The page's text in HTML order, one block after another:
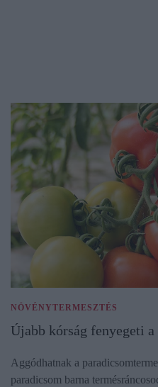
NÖVÉNYTERMESZTÉS
Újabb kórság fenyegeti
Aggódhatnak a
paradicsom barna